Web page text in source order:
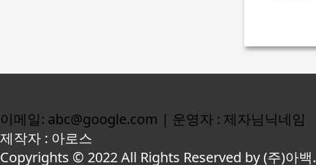
이메일: abc@google.com | 운영자 : 제자님닉네임
제작자 : 아로스
Copyrights © 2022 All Rights Reserved by (주)아백.